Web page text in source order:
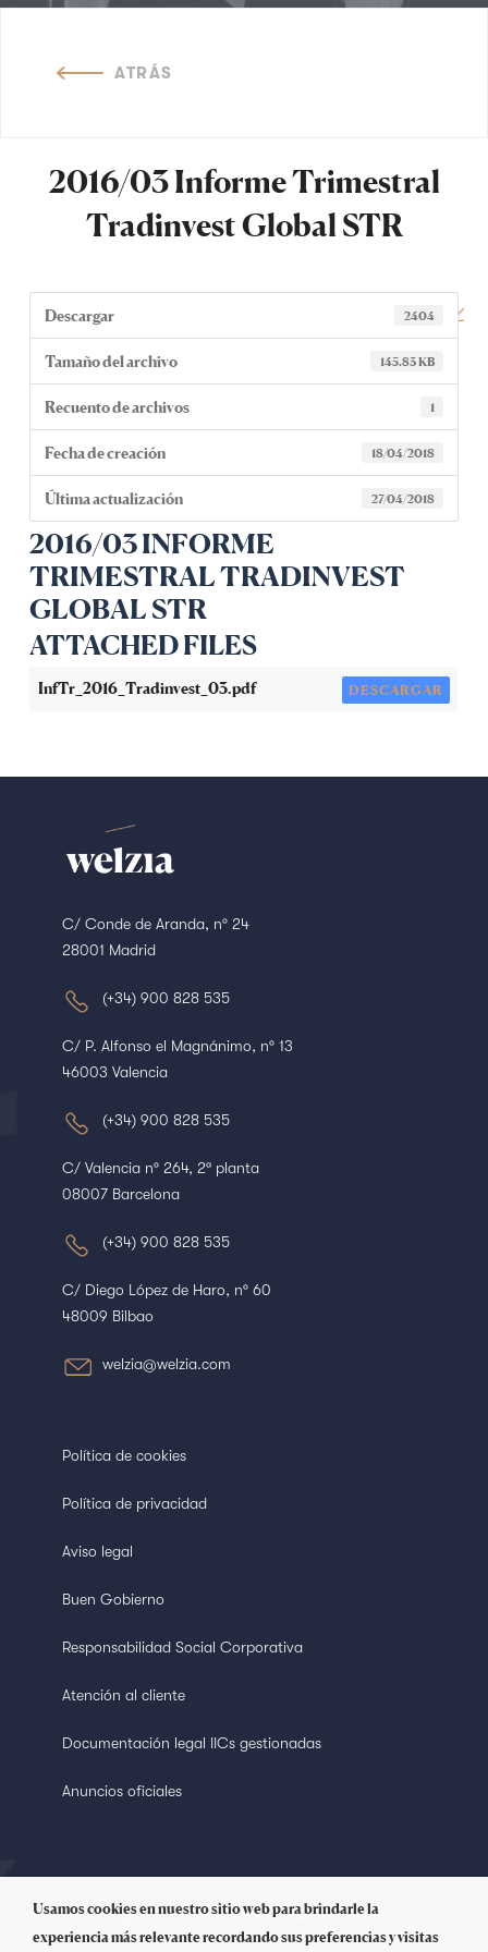
ATRÁS
2016/03 Informe Trimestral
Tradinvest Global STR
Descargar 2404
Tamaño del archivo 145.83 KB
Recuento de archivos 1
Fecha de creación 18/04/2018
Última actualización 27/04/2018
2016/03 INFORME
TRIMESTRAL TRADINVEST
GLOBAL STR
ATTACHED FILES
InfTr_2016_Tradinvest_03.pdf DESCARGAR
C/ Conde de Aranda, nº 24
28001 Madrid
(+34) 900 828 535
C/ P. Alfonso el Magnánimo, nº 13
46003 Valencia
(+34) 900 828 535
C/ Valencia nº 264, 2ª planta
08007 Barcelona
(+34) 900 828 535
C/ Diego López de Haro, nº 60
48009 Bilbao
welzia@welzia.com
Política de cookies
Política de privacidad
Aviso legal
Buen Gobierno
Responsabilidad Social Corporativa
Atención al cliente
Documentación legal IICs gestionadas
Anuncios oficiales
© Copyright 2018 Welzia. All Rights Reserved
Usamos cookies en nuestro sitio web para brindarle la
experiencia más relevante recordando sus preferencias y visitas